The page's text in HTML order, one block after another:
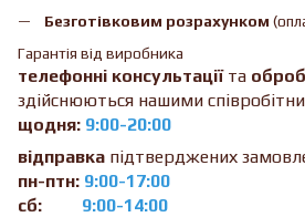
Безготівковим розрахунком
Гарантія від виробника
телефонні консультації та
здійснюються нашими
щодня: 9:00-20:00
відправка підтверджених
пн-птн: 9:00-17:00
сб:
9:00-14:00